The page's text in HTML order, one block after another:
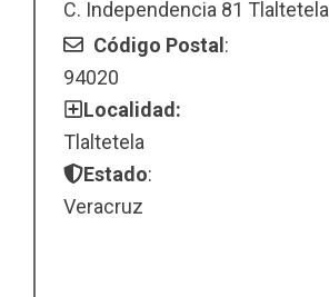
C. Independencia 81 Tlaltetela
Código Postal:
94020
Localidad:
Tlaltetela
Estado:
Veracruz